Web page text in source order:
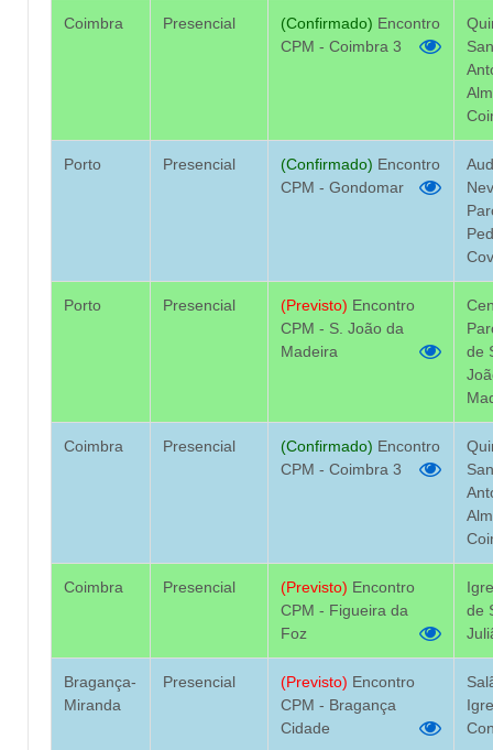
Coimbra Presencial (Confirmado) Encontro
CPM - Coimbra 3
Porto Presencial (Confirmado) Encontro
CPM - Gondomar
Porto Presencial (Previsto) Encontro
CPM - S. João da
Madeira
de
Coimbra Presencial (Confirmado) Encontro
CPM - Coimbra 3
Coimbra Presencial (Previsto) Encontro
CPM - Figueira da
Foz
de
Bragança-
Miranda
Presencial (Previsto) Encontro
CPM - Bragança
Cidade